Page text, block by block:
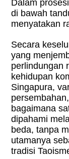
Dalam
di bawah
menyatakan
Secara
yang
perlindungan
kehidupan
Singapura,
bagaimana
dipahami
beda, tanpa
utamanya
tradisi